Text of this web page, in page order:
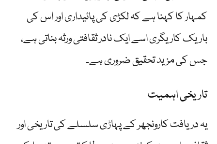
کمہار کا کہنا ہے کہ لکڑی کی پائیداری اور اس کی
باریک کاریگری اسے ایک نادر ثقافتی ورثہ بناتی ہے،
جس کی مزید تحقیق ضروری ہے۔
تاریخی اہمیت
یہ دریافت کارونجھر کے پہاڑی سلسلے کی تاریخی اور